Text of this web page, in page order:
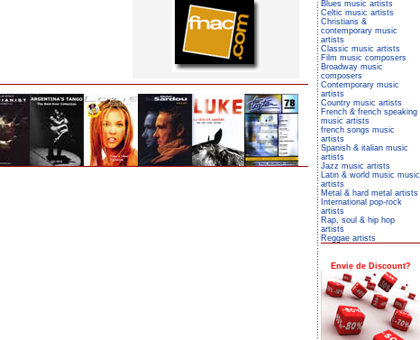
Blues music artists
Celtic music artists
Christians &
contemporary music
artists
Classic music artists
Film music composers
Broadway music
composers
Contemporary music
artists
Country music artists
French & french speaking
music artists
french songs music
artists
Spanish & italian music
artists
Jazz music artists
Latin & world music music
artists
Metal & hard metal artists
International pop-rock
artists
Rap, soul & hip hop
artists
Reggae artists